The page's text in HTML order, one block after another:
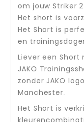
om jouw Striker
Het short is
Het Short is
en
Liever een Short
JAKO
zonder JAKO
Manchester.
Het Short is